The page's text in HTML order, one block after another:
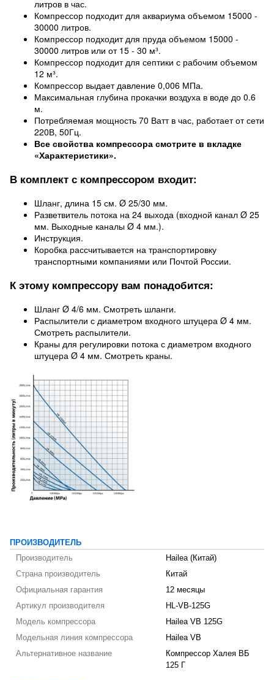
литров в час.
Компрессор подходит для аквариума объемом 15000 -
30000 литров.
Компрессор подходит для пруда объемом 15000 -
30000 литров или от 15 - 30 м³.
Компрессор подходит для септики с рабочим объемом
12 м³.
Компрессор выдает давление 0,006 МПа.
Максимальная глубина прокачки воздуха в воде до 0.6
м.
Потребляемая мощность 70 Ватт в час, работает от сети
220В, 50Гц.
Все свойства компрессора смотрите в вкладке
«Характеристики».
В комплект с компрессором входит:
Шланг, длина 15 см. Ø 25/30 мм.
Разветвитель потока на 24 выхода (входной канал Ø 25
мм. Выходные каналы Ø 4 мм.).
Инструкция.
Коробка рассчитывается на транспортировку
транспортными компаниями или Почтой России.
К этому компрессору вам понадобится:
Шланг Ø 4/6 мм. Смотреть шланги.
Распылители с диаметром входного штуцера Ø 4 мм.
Смотреть распылители.
Краны для регулировки потока с диаметром входного
штуцера Ø 4 мм. Смотреть краны.
ПРОИЗВОДИТЕЛЬ
Производитель
Hailea (Китай)
Страна производитель
Китай
Официальная гарантия
12 месяцы
Артикул производителя
HL-VB-125G
Модель компрессора
Hailea VB 125G
Модельная линия компрессора
Hailea VB
Альтернативное название
Компрессор Халея ВБ
125 Г